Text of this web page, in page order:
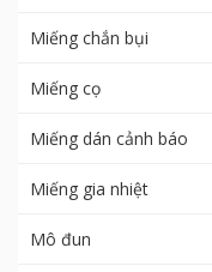
Miếng chắn bụi
Miếng cọ
Miếng dán cảnh báo
Miếng gia nhiệt
Mô đun